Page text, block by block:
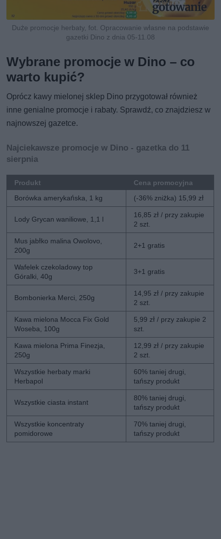
Duże promocje herbaty, fot. Opracowanie własne na podstawie
gazetki Dino z dnia 05-11.08
Wybrane promocje w Dino – co
warto kupić?
Oprócz kawy mielonej sklep Dino przygotował również
inne genialne promocje i rabaty. Sprawdź, co znajdziesz w
najnowszej gazetce.
Najciekawsze promocje w Dino - gazetka do 11
sierpnia
Produkt
Cena promocyjna
Borówka amerykańska, 1 kg
(-36% zniżka) 15,99 zł
Lody Grycan waniliowe, 1,1 l
16,85 zł / przy zakupie
2 szt.
Mus jabłko malina Owolovo,
200g
2+1 gratis
Wafelek czekoladowy top
Góralki, 40g
3+1 gratis
Bombonierka Merci, 250g
14,95 zł / przy zakupie
2 szt.
Kawa mielona Mocca Fix Gold
Woseba, 100g
5,99 zł / przy zakupie 2
szt.
Kawa mielona Prima Finezja,
250g
12,99 zł / przy zakupie
2 szt.
Wszystkie herbaty marki
Herbapol
60% taniej drugi,
tańszy produkt
Wszystkie ciasta instant
80% taniej drugi,
tańszy produkt
Wszystkie koncentraty
pomidorowe
70% taniej drugi,
tańszy produkt